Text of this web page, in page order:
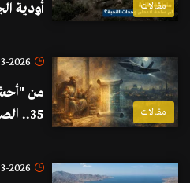
مقالات
مقالات
2026
2026